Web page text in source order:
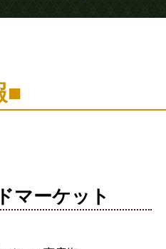
■
マーケット